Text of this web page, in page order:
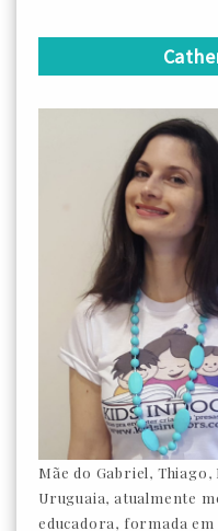
Mãe do Gabriel,
Uruguaia, atualmente
educadora, formada em